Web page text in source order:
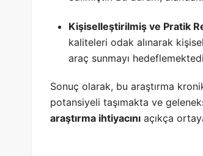
Kişiselleştirilmiş ve Pratik
kaliteleri odak alınarak
araç sunmayı
Sonuç olarak, bu araştırma
potansiyeli taşımakta ve
araştırma ihtiyacını açıkça